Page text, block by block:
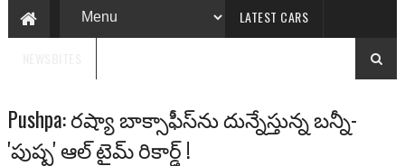
LATEST CARS
Pushpa: రష్యా బాక్సాఫీస్‌ను దున్నేస్తున్న బన్నీ-
'పుష్ప' ఆల్ టైమ్ రికార్డ్ !